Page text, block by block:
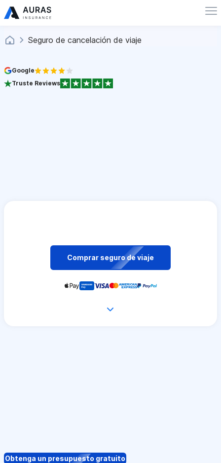
Seguro de cancelación de viaje
Google
Truste Reviews
Comprar seguro de viaje
Obtenga un presupuesto gratuito